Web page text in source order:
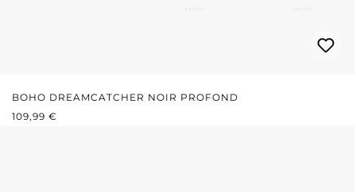
BOHO DREAMCATCHER NOIR PROFOND
PRIX RÉGULIER :
109,99 €